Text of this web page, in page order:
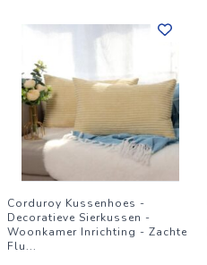
Corduroy Kussenhoes -
Decoratieve Sierkussen -
Woonkamer Inrichting - Zachte
Flu...